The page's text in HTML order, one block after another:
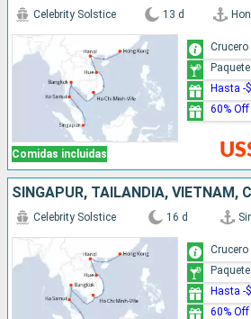
Comidas incluidas
Celebrity Solstice 13 d
Hasta -
60%
SINGAPUR, TAILANDIA, VIETNAM,
Celebrity Solstice 16 d
Hasta -
60%